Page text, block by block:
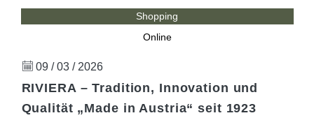
Shopping
Online
09 / 03 / 2026
RIVIERA – Tradition, Innovation und
Qualität „Made in Austria“ seit 1923